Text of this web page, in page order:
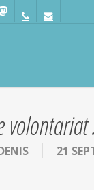
mastodonphone email
21